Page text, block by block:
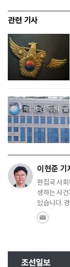
관련 기사
이현준 기
편집국 사
생하는 사
있습니다.